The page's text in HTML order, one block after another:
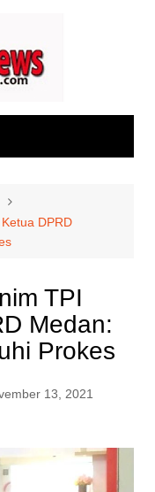
DPRD
TPI
Medan:
Prokes
13, 2021